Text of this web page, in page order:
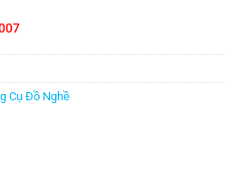
Cụ Đồ Nghề